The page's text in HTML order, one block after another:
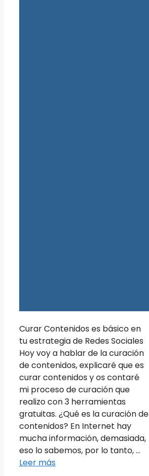
Curar Contenidos es básico en
tu estrategia de Redes Sociales
Hoy voy a hablar de la curación
de contenidos, explicaré que es
curar contenidos y os contaré
mi proceso de curación que
realizo con 3 herramientas
gratuitas. ¿Qué es la curación de
contenidos? En Internet hay
mucha información, demasiada,
eso lo sabemos, por lo tanto, …
Leer más